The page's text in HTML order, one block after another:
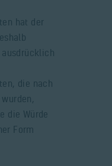
hat der
die nach
die Würde
Form